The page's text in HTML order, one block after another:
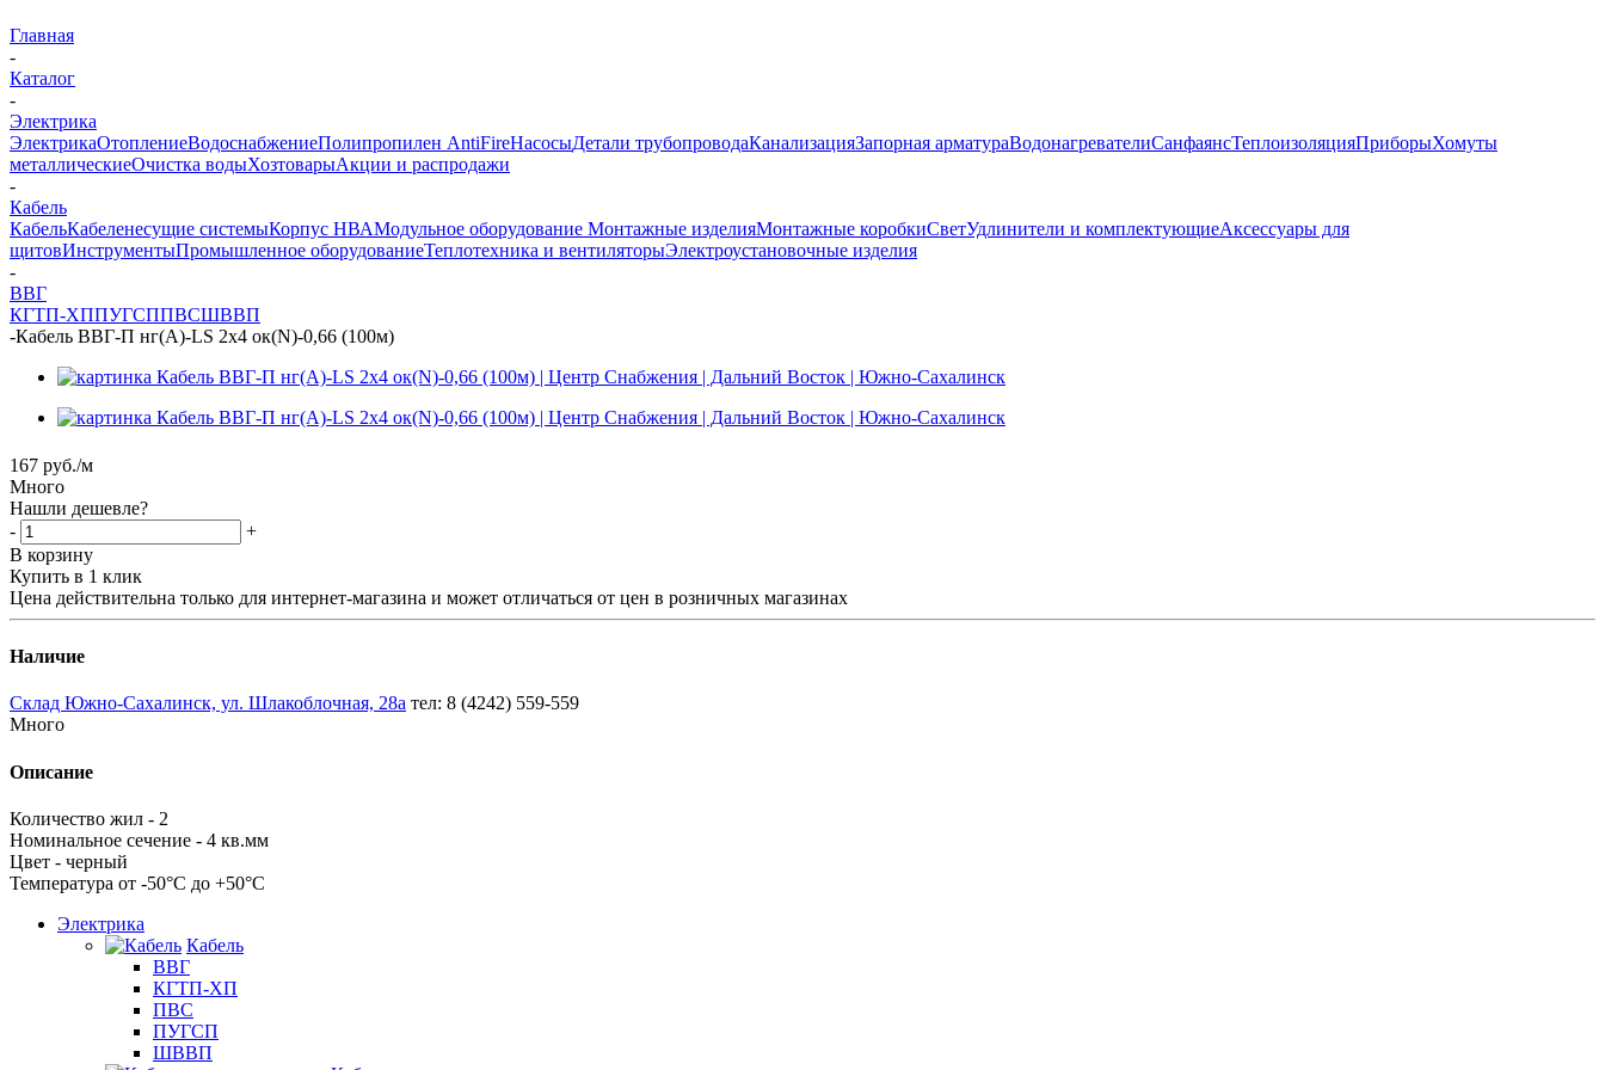
Главная
-
Каталог
-
Электрика
ЭлектрикаОтоплениеВодоснабжениеПолипропилен AntiFireНасосыДетали трубопроводаКанализацияЗапорная арматураВодонагревателиСанфаянсТеплоизоляцияПриборыХомуты
металлическиеОчистка водыХозтоварыАкции и распродажи
-
Кабель
КабельКабеленесущие системыКорпус НВАМодульное оборудование Монтажные изделияМонтажные коробкиСветУдлинители и комплектующиеАксессуары для
щитовИнструментыПромышленное оборудованиеТеплотехника и вентиляторыЭлектроустановочные изделия
-
ВВГ
КГТП-ХППУГСППВСШВВП
-Кабель ВВГ-П нг(А)-LS 2х4 ок(N)-0,66 (100м)
167 руб./м
Много
Нашли дешевле?
-
+
В корзину
Купить в 1 клик
Цена действительна только для интернет-магазина и может отличаться от цен в розничных магазинах
Наличие
Склад Южно-Сахалинск, ул. Шлакоблочная, 28а тел: 8 (4242) 559-559
Много
Описание
Количество жил - 2
Номинальное сечение - 4 кв.мм
Цвет - черный
Температура от -50°С до +50°С
Электрика
Кабель
ВВГ
КГТП-ХП
ПВС
ПУГСП
ШВВП